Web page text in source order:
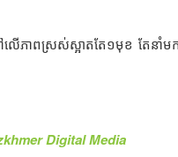
លើភាពស្រស់ស្អាតតែ១មុខ តែនាំ
Digital Media